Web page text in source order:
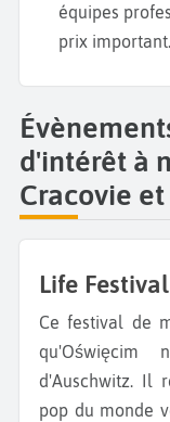
équipes
prix important.
d'intérêt à
Cracovie
Life
Ce festival de musique est conçu afin de montrer
qu'Oświęcim
d'Auschwitz. Il
pop du monde